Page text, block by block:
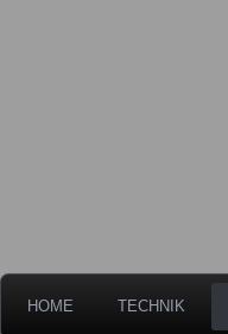
HOME TECHNIK